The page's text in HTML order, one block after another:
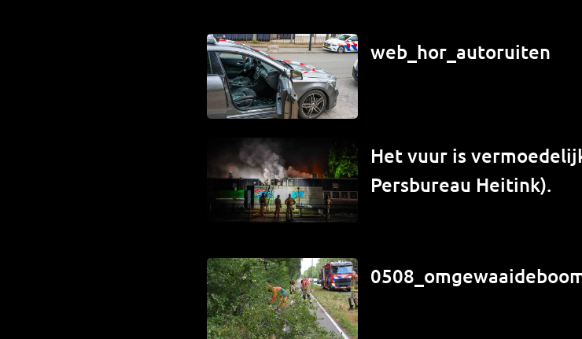
web_hor_autoruiten
Het vuur is
Persbureau Heitink).